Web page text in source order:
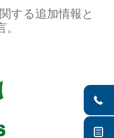
する追加情報と